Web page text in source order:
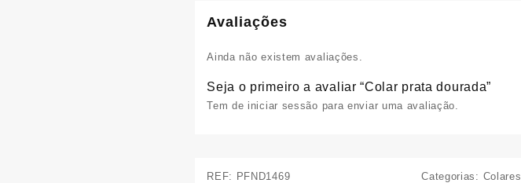
Avaliações
Ainda não existem avaliações.
Seja o primeiro a avaliar “Colar prata dourada”
Tem de iniciar sessão para enviar uma avaliação.
REF: PFND1469 Categorias: Colares